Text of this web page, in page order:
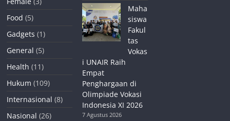
Food (5)
Gadgets (1)
General (5)
Health (11)
Hukum (109)
Internasional (8)
Nasional (26)
Maha
siswa
Fakul
tas
Vokas
i UNAIR Raih
Empat
Penghargaan di
Olimpiade Vokasi
Indonesia XI 2026
7 Agustus 2026